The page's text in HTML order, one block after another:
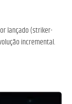
lançado (striker-
incremental.